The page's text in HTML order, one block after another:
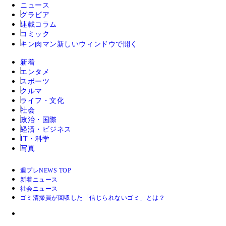
ニュース
グラビア
連載コラム
コミック
キン肉マン 新しいウィンドウで開く
新着
エンタメ
スポーツ
クルマ
ライフ・文化
社会
政治・国際
経済・ビジネス
IT・科学
写真
週プレNEWS TOP
新着ニュース
社会ニュース
ゴミ清掃員が回収した「信じられないゴミ」とは？